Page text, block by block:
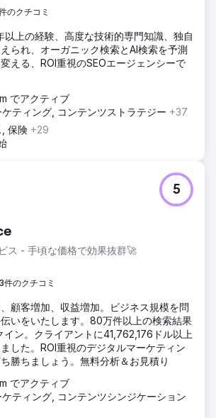
のクチコミ
上の経験、高度な技術的専門知識、独自
られ、オーガニック検索とAI検索を予測
える、ROI重視のSEOエージェンシーで
でアクティブ
ティング, コンテンツストラテジー +37
, 保険 +29
ス - 手頃な価格で効果抜群🚀
件のクチコミ
5
顧客増加、収益増加。ビジネス規模を問
いをいたします。80万件以上の検索結果
イン。クライアントに41,762,176ドル以上
した。ROI重視のデジタルマーケティン
勝ちましょう。無料分析＆お見積り
でアクティブ
ティング, コンテンツシンジケーション